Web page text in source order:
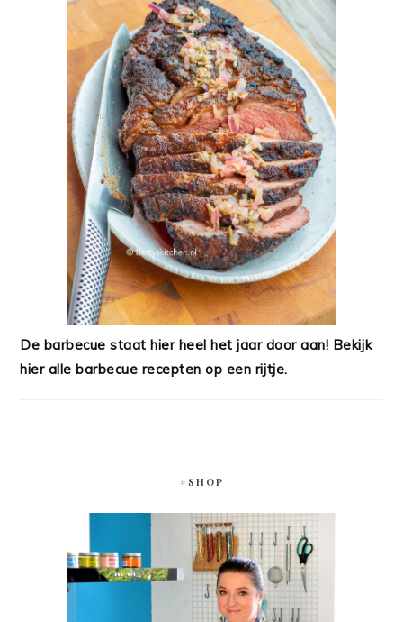
De barbecue staat hier heel het jaar door aan! Bekijk
hier alle barbecue recepten op een rijtje.
#SHOP